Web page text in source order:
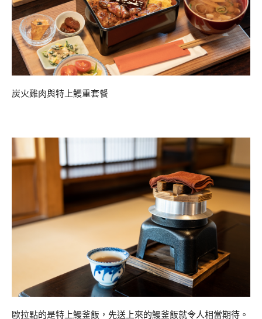
炭火雞肉與特上鰻重套餐
歐拉點的是特上鰻釜飯，先送上來的鰻釜飯就令人相當期待。